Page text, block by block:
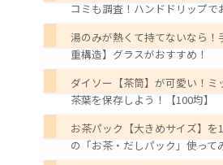
コミも調査！ハンドドリップで
湯のみが熱くて持てないなら！
重構造】グラスがおすすめ！
ダイソー【茶筒】が可愛い！ミ
茶葉を保存しよう！【100均】
お茶パック【大きめサイズ】を
の「お茶・だしパック」使って